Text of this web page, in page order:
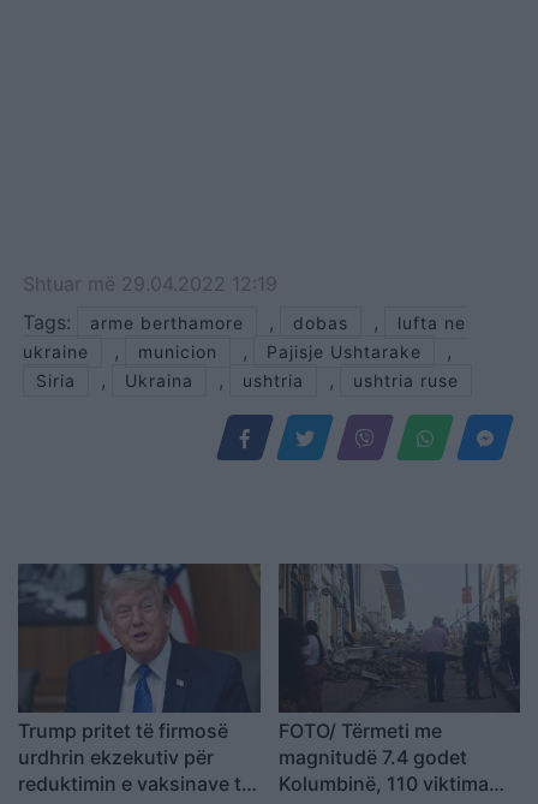
Shtuar më 29.04.2022 12:19
Tags:
arme berthamore , dobas ,
lufta ne
ukraine
, municion , Pajisje Ushtarake ,
Siria , Ukraina , ushtria , ushtria ruse
Trump pritet të firmosë
urdhrin ekzekutiv për
reduktimin e vaksinave të
FOTO/ Tërmeti me
magnitudë 7.4 godet
Kolumbinë, 110 viktima